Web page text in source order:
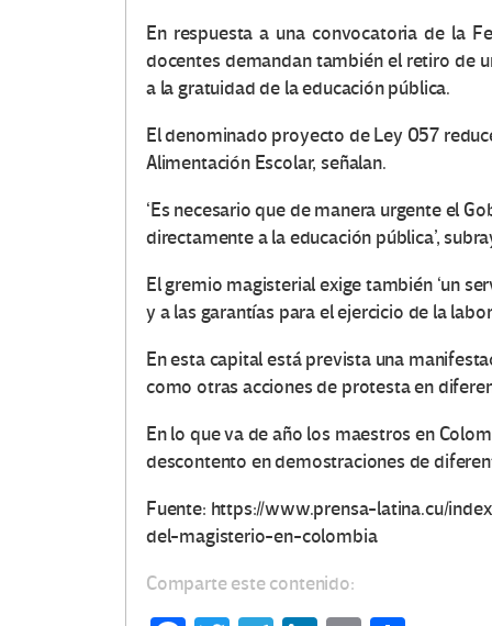
En respuesta a una convocatoria de la
docentes demandan también el retiro de
a la gratuidad de la educación pública.
El denominado proyecto de Ley 057
Alimentación Escolar, señalan.
‘Es necesario que de manera urgente el
directamente a la educación pública’,
El gremio magisterial exige también ‘un
y a las garantías para el ejercicio de la
En esta capital está prevista una
como otras acciones de protesta en
En lo que va de año los maestros en
descontento en demostraciones de
Fuente: https://www.prensa-latina.cu/
del-magisterio-en-colombia
Comparte este contenido: